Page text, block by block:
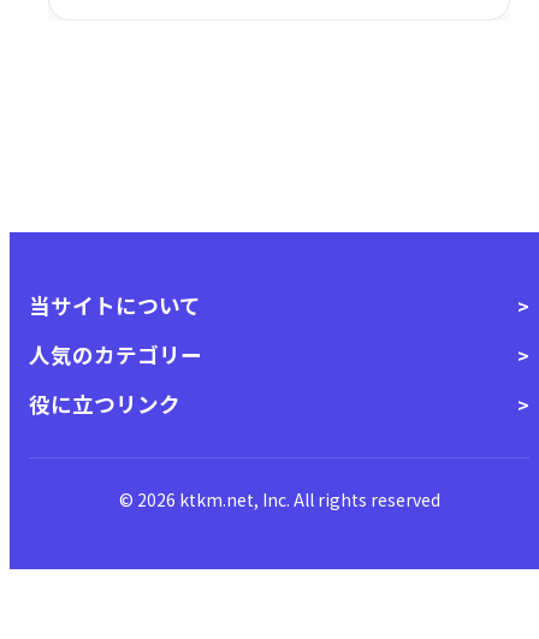
当サイトについて
人気のカテゴリー
役に立つリンク
© 2026 ktkm.net, Inc. All rights reserved